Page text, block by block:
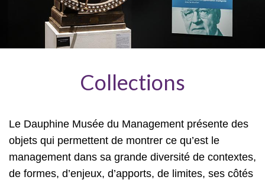
Collections
Le Dauphine Musée du Management présente des
objets qui permettent de montrer ce qu’est le
management dans sa grande diversité de contextes,
de formes, d’enjeux, d’apports, de limites, ses côtés